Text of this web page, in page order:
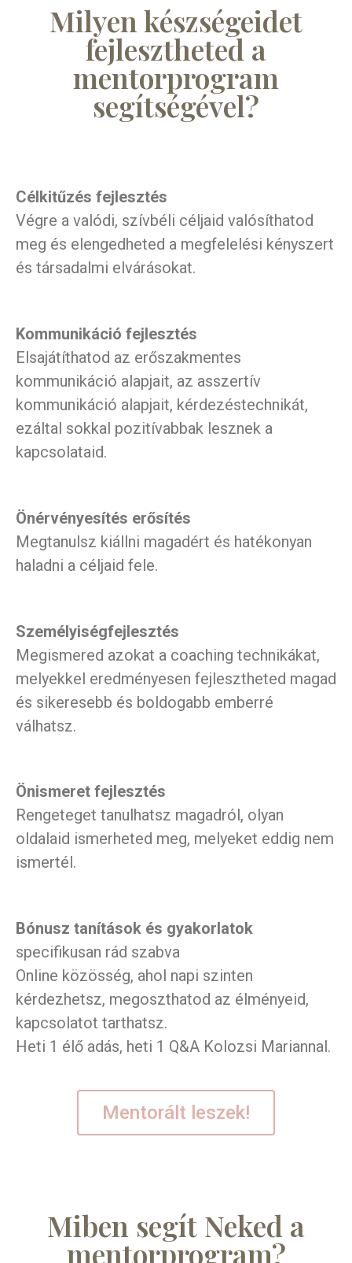
Milyen készségeidet
fejlesztheted a
mentorprogram
segítségével?
Célkitűzés fejlesztés
Végre a valódi, szívbéli céljaid valósíthatod
meg és elengedheted a megfelelési kényszert
és társadalmi elvárásokat.
Kommunikáció fejlesztés
Elsajátíthatod az erőszakmentes
kommunikáció alapjait, az asszertív
kommunikáció alapjait, kérdezéstechnikát,
ezáltal sokkal pozitívabbak lesznek a
kapcsolataid.
Önérvényesítés erősítés
Megtanulsz kiállni magadért és hatékonyan
haladni a céljaid fele.
Személyiségfejlesztés
Megismered azokat a coaching technikákat,
melyekkel eredményesen fejlesztheted magad
és sikeresebb és boldogabb emberré
válhatsz.
Önismeret fejlesztés
Rengeteget tanulhatsz magadról, olyan
oldalaid ismerheted meg, melyeket eddig nem
ismertél.
Bónusz tanítások és gyakorlatok
specifikusan rád szabva
Online közösség, ahol napi szinten
kérdezhetsz, megoszthatod az élményeid,
kapcsolatot tarthatsz.
Heti 1 élő adás, heti 1 Q&A Kolozsi Mariannal.
Mentorált leszek!
Miben segít Neked a
mentorprogram?